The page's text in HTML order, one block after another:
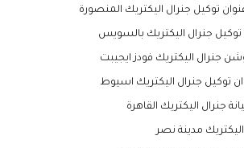
توكيل جنرال اليكتريك المنصورة
توكيل جنرال اليكتريك بالسويس
جنرال اليكتريك فودز ايجيبت
توكيل جنرال اليكتريك اسيوط
جنرال اليكتريك القاهرة
مدينة نصر